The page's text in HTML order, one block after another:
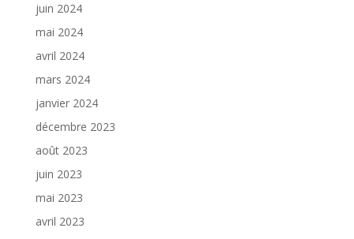
juin 2024
mai 2024
avril 2024
mars 2024
janvier 2024
décembre 2023
août 2023
juin 2023
mai 2023
avril 2023